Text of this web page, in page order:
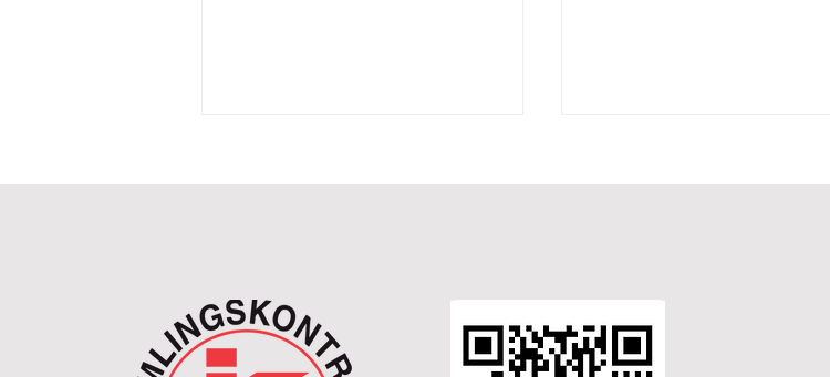
Stor innsats, snart høstes det
på den nye tilleggstomten
Team Pølsa |
Gabriellasenteret